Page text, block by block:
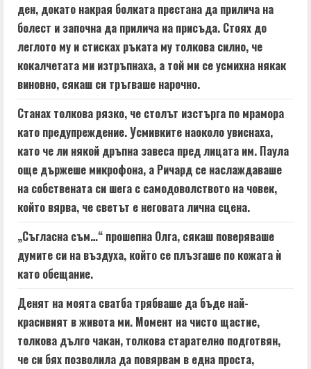
ден, докато накрая болката престана да прилича на
болест и започна да прилича на присъда. Стоях до
леглото му и стисках ръката му толкова силно, че
кокалчетата ми изтръпнаха, а той ми се усмихна някак
виновно, сякаш си тръгваше нарочно.
Станах толкова рязко, че столът изстърга по мрамора
като предупреждение. Усмивките наоколо увиснаха,
като че ли някой дръпна завеса пред лицата им. Паула
още държеше микрофона, а Ричард се наслаждаваше
на собствената си шега с самодоволството на човек,
който вярва, че светът е неговата лична сцена.
„Съгласна съм…“ прошепна Олга, сякаш поверяваше
думите си на въздуха, който се плъзгаше по кожата ѝ
като обещание.
Денят на моята сватба трябваше да бъде най-
красивият в живота ми. Момент на чисто щастие,
толкова дълго чакан, толкова старателно подготвян,
че си бях позволила да повярвам в една проста,